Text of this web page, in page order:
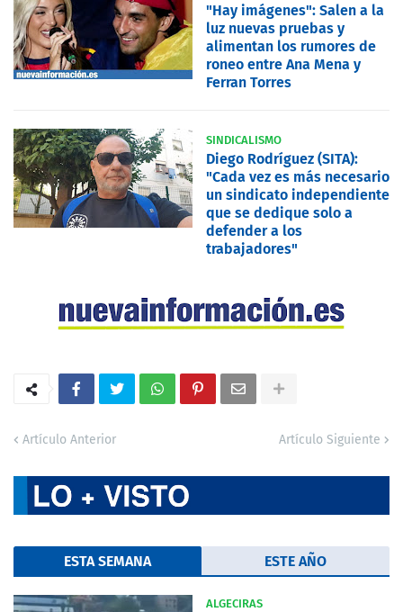
"Hay imágenes": Salen a la
luz nuevas pruebas y
alimentan los rumores de
roneo entre Ana Mena y
Ferran Torres
SINDICALISMO
Diego Rodríguez (SITA):
"Cada vez es más necesario
un sindicato independiente
que se dedique solo a
defender a los
trabajadores"
Artículo Anterior Artículo Siguiente
ESTA SEMANA ESTE AÑO
ALGECIRAS